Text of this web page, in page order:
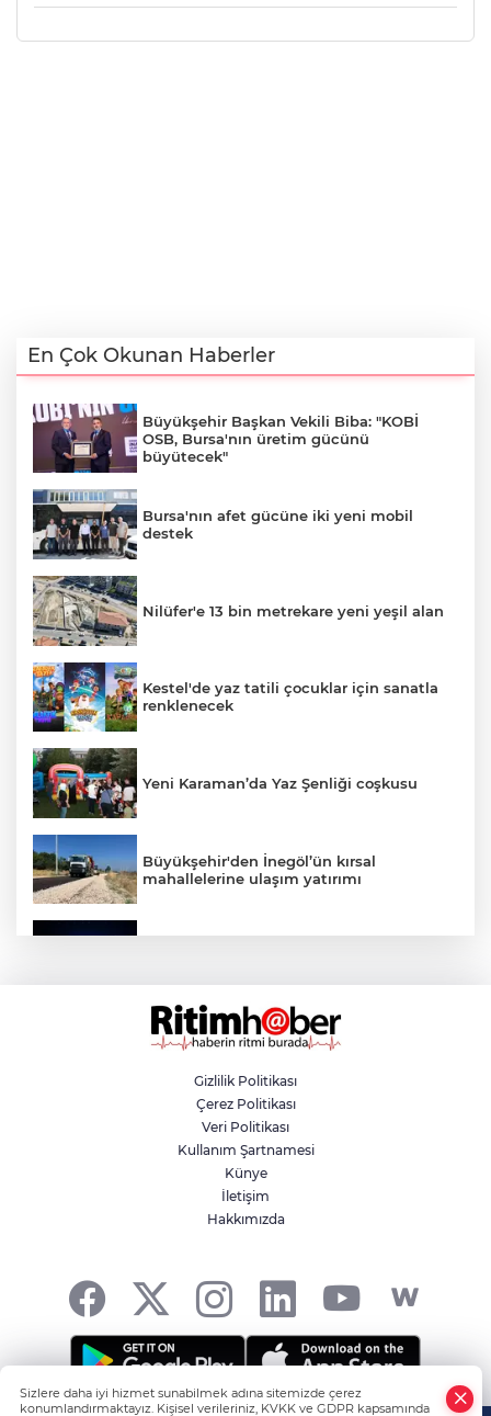
En Çok Okunan Haberler
Büyükşehir Başkan Vekili Biba: "KOBİ
OSB, Bursa'nın üretim gücünü
büyütecek"
Bursa'nın afet gücüne iki yeni mobil
destek
Nilüfer'e 13 bin metrekare yeni yeşil alan
Kestel'de yaz tatili çocuklar için sanatla
renklenecek
Yeni Karaman’da Yaz Şenliği coşkusu
Büyükşehir'den İnegöl’ün kırsal
mahallelerine ulaşım yatırımı
Aslı Hünel’den Bursa Festivali’nde
unutulmaz gece
Osmangazi Belediyesi istihdama köprü
olmayı sürdürüyor
Yıldırım’da çocuklar yazı bilim ve sanatla
değerlendiriyor
Gizlilik Politikası
Çerez Politikası
Veri Politikası
Kullanım Şartnamesi
Künye
İletişim
Hakkımızda
Sizlere daha iyi hizmet sunabilmek adına sitemizde çerez
konumlandırmaktayız. Kişisel verileriniz, KVKK ve GDPR kapsamında